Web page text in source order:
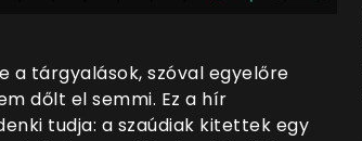
a tárgyalások, szóval egyelőre
dőlt el semmi. Ez a hír
tudja: a szaúdiak kitettek egy